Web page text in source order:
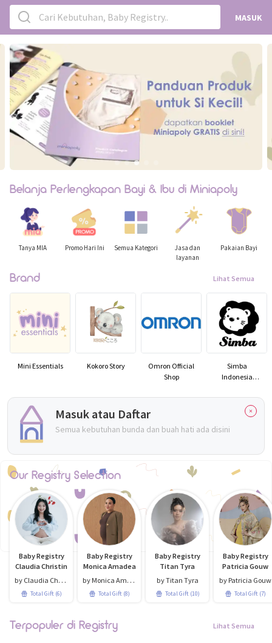
Cari Kebutuhan, Baby Registry.. MASUK
Belanja Perlengkapan Bayi & Ibu di Miniapoly
Tanya MIA Promo Hari Ini Semua Kategori
Jasa dan
layanan
Pakaian Bayi
Brand Lihat Semua
Mini Essentials Kokoro Story
Omron Official
Shop
Simba
Indonesia
Masuk atau Daftar
Semua kebutuhan bunda dan buah hati ada disini
Our Registry Selection
Baby Registry
Claudia Christin
by Claudia Christin
Total Gift (6)
Baby Registry
Monica Amadea
by Monica Amadea
Total Gift (8)
Baby Registry
Titan Tyra
by Titan Tyra
Total Gift (10)
Baby Registry
Patricia Gouw
by Patricia Gouw
Total Gift (7)
Terpopuler di Registry Lihat Semua